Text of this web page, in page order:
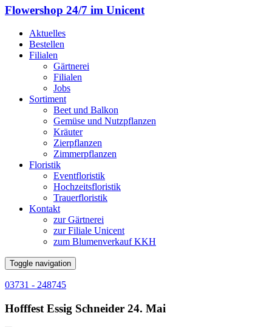
Flowershop 24/7 im Unicent
Aktuelles
Bestellen
Filialen
Gärtnerei
Filialen
Jobs
Sortiment
Beet und Balkon
Gemüse und Nutzpflanzen
Kräuter
Zierpflanzen
Zimmerpflanzen
Floristik
Eventfloristik
Hochzeitsfloristik
Trauerfloristik
Kontakt
zur Gärtnerei
zur Filiale Unicent
zum Blumenverkauf KKH
Toggle navigation
03731 - 248745
Hofffest Essig Schneider 24. Mai